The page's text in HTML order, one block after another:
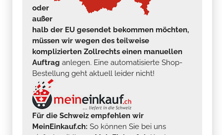
oder
außer
halb der EU gesendet bekommen möchten,
müssen wir wegen des teilweise
komplizierten Zollrechts einen manuellen
Auftrag anlegen. Eine automatisierte Shop-
Bestellung geht aktuell leider nicht!
Für die Schweiz empfehlen wir
MeinEinkauf.ch: So können Sie bei uns